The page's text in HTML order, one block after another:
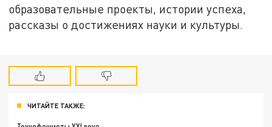
образовательные проекты, истории успеха,
рассказы о достижениях науки и культуры.
ЧИТАЙТЕ ТАКЖЕ: